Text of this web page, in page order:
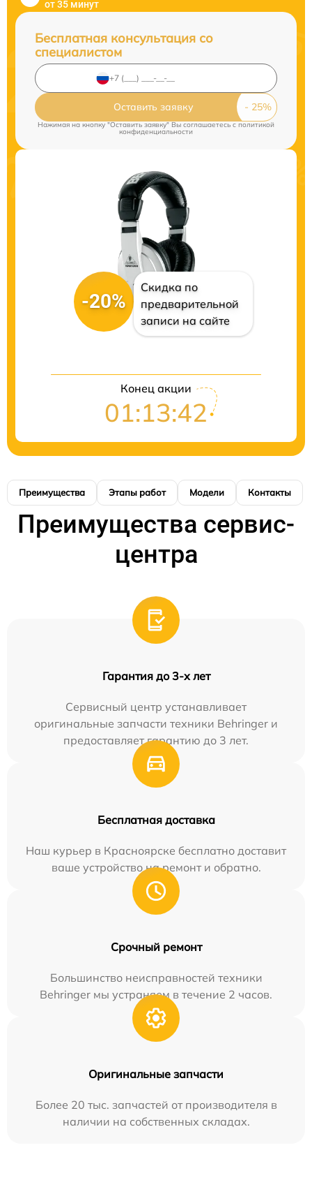
от 35 минут
Бесплатная консультация со
специалистом
Оставить заявку
Нажимая на кнопку "Оставить заявку" Вы соглашаетесь cполитикой
конфиденциальности
-20%
Скидка по
предварительной
записи на сайте
Конец акции
01:13:42
Преимущества Этапы работ Модели Контакты
Преимущества сервис-
центра
Гарантия до 3-х лет
Сервисный центр устанавливает
оригинальные запчасти техники Behringer и
предоставляет гарантию до 3 лет.
Бесплатная доставка
Наш курьер в Красноярске бесплатно доставит
ваше устройство на ремонт и обратно.
Срочный ремонт
Большинство неисправностей техники
Behringer мы устраняем в течение 2 часов.
Оригинальные запчасти
Более 20 тыс. запчастей от производителя в
наличии на собственных складах.